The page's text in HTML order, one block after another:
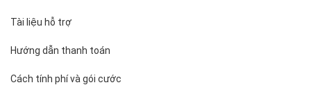
Tài liệu hỗ trợ
Hướng dẫn thanh toán
Cách tính phí và gói cước